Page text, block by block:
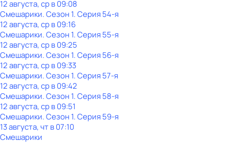
12 августа, ср в 09:08
Смешарики. Сезон 1. Серия 54-я
12 августа, ср в 09:16
Смешарики. Сезон 1. Серия 55-я
12 августа, ср в 09:25
Смешарики. Сезон 1. Серия 56-я
12 августа, ср в 09:33
Смешарики. Сезон 1. Серия 57-я
12 августа, ср в 09:42
Смешарики. Сезон 1. Серия 58-я
12 августа, ср в 09:51
Смешарики. Сезон 1. Серия 59-я
13 августа, чт в 07:10
Смешарики